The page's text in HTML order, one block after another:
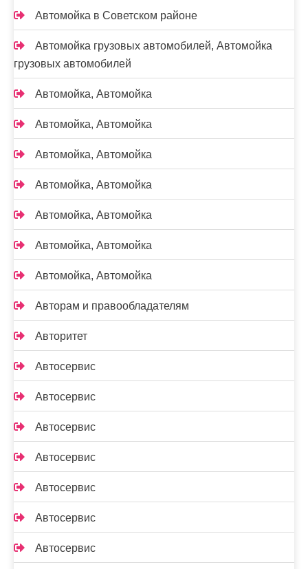
Автомойка в Советском районе
Автомойка грузовых автомобилей, Автомойка
грузовых автомобилей
Автомойка, Автомойка
Автомойка, Автомойка
Автомойка, Автомойка
Автомойка, Автомойка
Автомойка, Автомойка
Автомойка, Автомойка
Автомойка, Автомойка
Авторам и правообладателям
Авторитет
Автосервис
Автосервис
Автосервис
Автосервис
Автосервис
Автосервис
Автосервис